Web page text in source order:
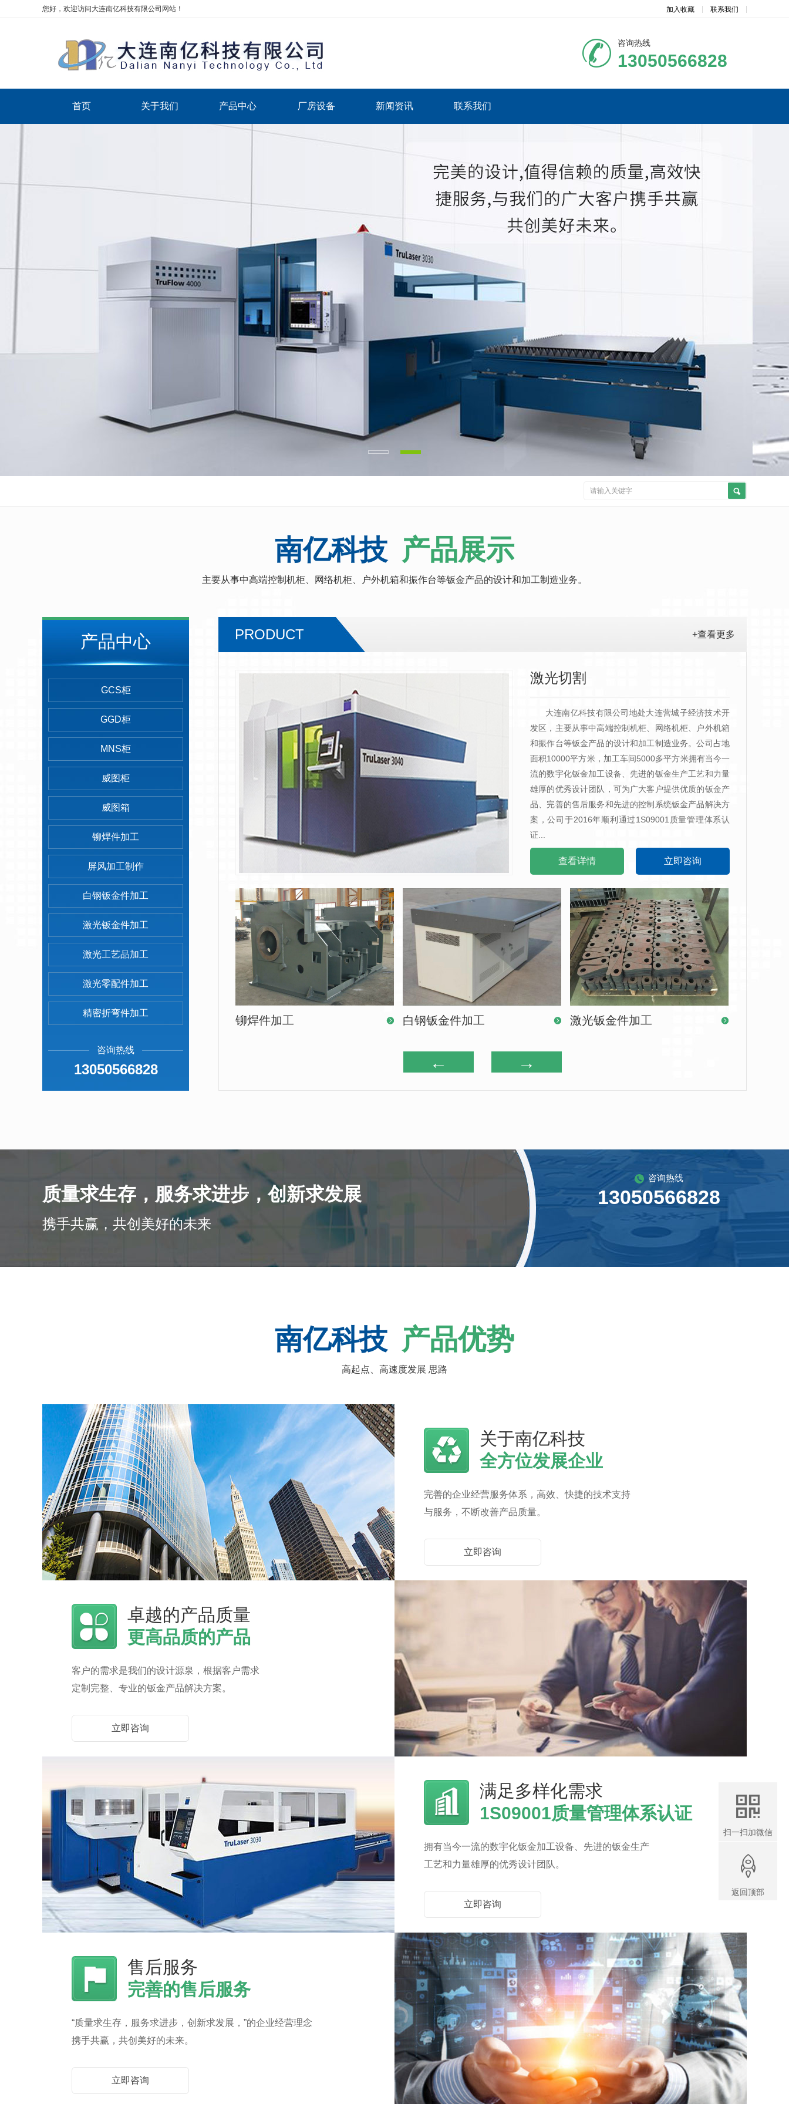
您好，欢迎访问大连南亿科技有限公司网站！ 加入收藏 联系我们
咨询热线
13050566828
首页 关于我们 产品中心 厂房设备 新闻资讯 联系我们
南亿科技 产品展示
主要从事中高端控制机柜、网络机柜、户外机箱和振作台等钣金产品的设计和加工制造业务。
产品中心
GCS柜
GGD柜
MNS柜
威图柜
威图箱
铆焊件加工
屏风加工制作
白钢钣金件加工
激光钣金件加工
激光工艺品加工
激光零配件加工
精密折弯件加工
咨询热线
13050566828
PRODUCT +查看更多
激光切割
大连南亿科技有限公司地处大连营城子经济技术开
发区，主要从事中高端控制机柜、网络机柜、户外机箱
和振作台等钣金产品的设计和加工制造业务。公司占地
面积10000平方米，加工车间5000多平方米拥有当今一
流的数宇化钣金加工设备、先进的钣金生产工艺和力量
雄厚的优秀设计团队，可为广大客户提供优质的钣金产
品、完善的售后服务和先进的控制系统钣金产品解决方
案，公司于2016年顺利通过1S09001质量管理体系认
证...
查看详情 立即咨询
←
铆焊件加工 白钢钣金件加工 激光钣金件加工
→
质量求生存，服务求进步，创新求发展
携手共赢，共创美好的未来
咨询热线
13050566828
南亿科技 产品优势
高起点、高速度发展 思路
关于南亿科技
全方位发展企业
完善的企业经营服务体系，高效、快捷的技术支持
与服务，不断改善产品质量。
立即咨询
卓越的产品质量
更高品质的产品
客户的需求是我们的设计源泉，根据客户需求
定制完整、专业的钣金产品解决方案。
立即咨询
满足多样化需求
1S09001质量管理体系认证
拥有当今一流的数宇化钣金加工设备、先进的钣金生产
工艺和力量雄厚的优秀设计团队。
立即咨询
售后服务
完善的售后服务
“质量求生存，服务求进步，创新求发展，”的企业经营理念
携手共赢，共创美好的未来。
立即咨询
扫一扫加微信
返回顶部